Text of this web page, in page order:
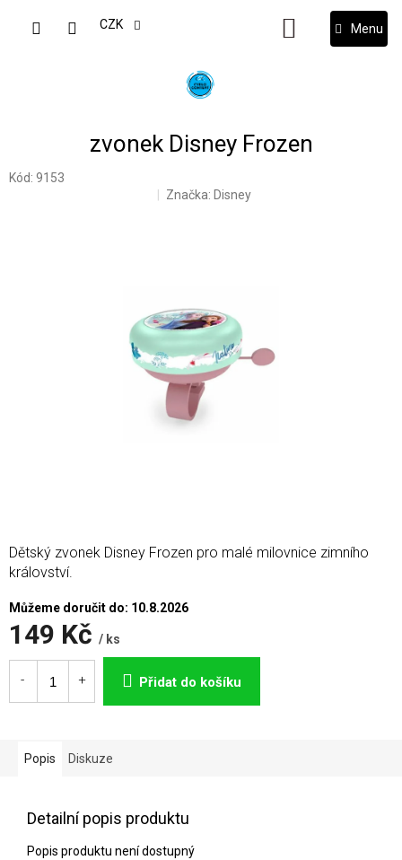
CZK
NÁKUPNÍ
KOŠÍK
zvonek Disney Frozen
Kód: 9153
Značka: Disney
149 Kč / ks
Měrná
cena:
Můžeme doručit do: 10.8.2026
Přidat do košíku
Dětský zvonek Disney Frozen pro malé milovnice zimního
království.
Popis Diskuze
Detailní popis produktu
Popis produktu není dostupný